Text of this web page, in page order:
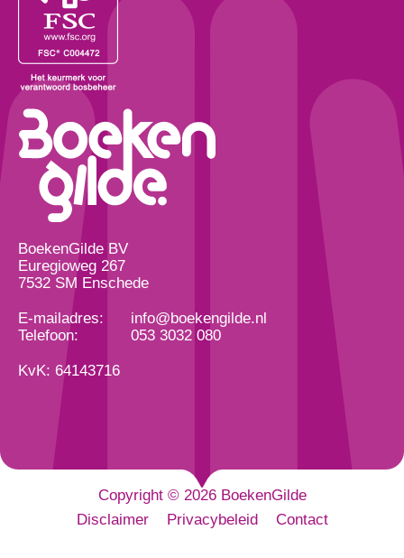
BoekenGilde BV
Euregioweg 267
7532 SM Enschede
E-mailadres:
info@boekengilde.nl
Telefoon:
053 3032 080
KvK: 64143716
Copyright © 2026 BoekenGilde
Disclaimer
Privacybeleid Contact